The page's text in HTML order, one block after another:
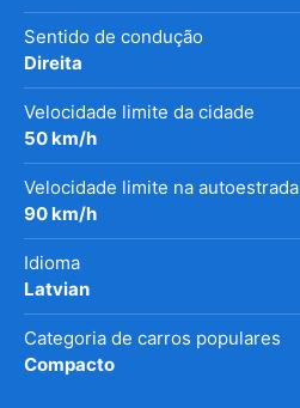
Sentido de condução
Direita
Velocidade limite da cidade
50 km/h
Velocidade limite na autoestrada
90 km/h
Idioma
Latvian
Categoria de carros populares
Compacto